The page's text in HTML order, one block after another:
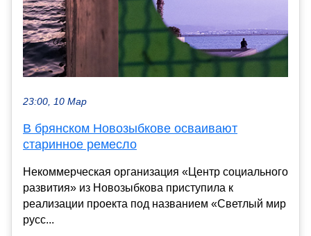
23:00, 10 Мар
В брянском Новозыбкове осваивают
старинное ремесло
Некоммерческая организация «Центр социального
развития» из Новозыбкова приступила к
реализации проекта под названием «Светлый мир
русс...